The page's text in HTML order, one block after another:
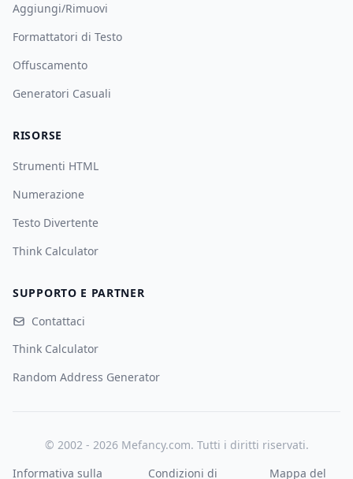
Aggiungi/Rimuovi
Formattatori di Testo
Offuscamento
Generatori Casuali
RISORSE
Strumenti HTML
Numerazione
Testo Divertente
Think Calculator
SUPPORTO E PARTNER
Contattaci
Think Calculator
Random Address Generator
© 2002 - 2026 Mefancy.com. Tutti i diritti riservati.
Informativa sulla
Condizioni di Mappa del